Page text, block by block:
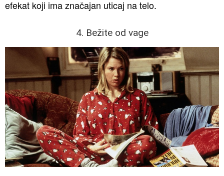
efekat koji ima značajan uticaj na telo.
4. Bežite od vage